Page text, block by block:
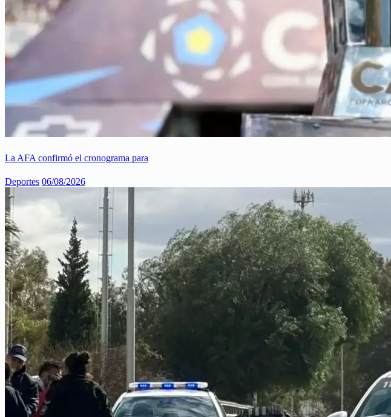
La AFA confirmó el cronograma para
Deportes 06/08/2026